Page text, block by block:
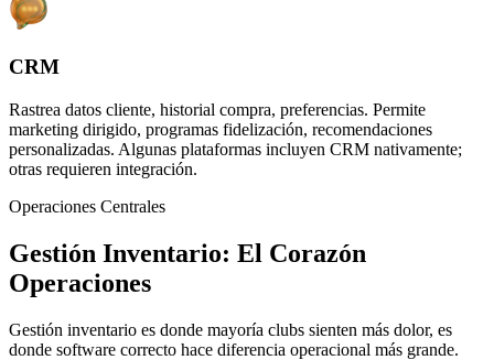
CRM
Rastrea datos cliente, historial compra, preferencias. Permite
marketing dirigido, programas fidelización, recomendaciones
personalizadas. Algunas plataformas incluyen CRM nativamente;
otras requieren integración.
Operaciones Centrales
Gestión Inventario: El Corazón
Operaciones
Gestión inventario es donde mayoría clubs sienten más dolor, es
donde software correcto hace diferencia operacional más grande.